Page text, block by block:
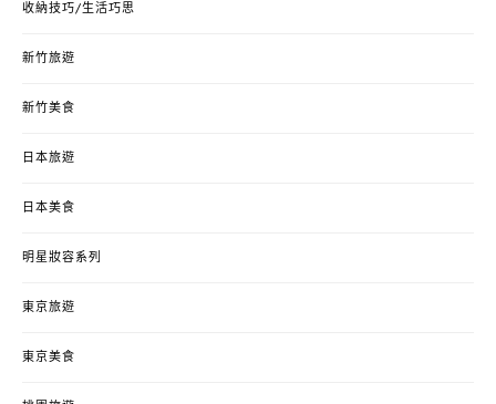
收納技巧/生活巧思
新竹旅遊
新竹美食
日本旅遊
日本美食
明星妝容系列
東京旅遊
東京美食